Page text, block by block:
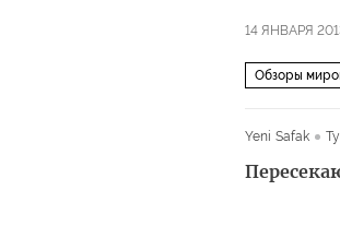
14 ЯНВАРЯ
Обзоры
Yeni Safak